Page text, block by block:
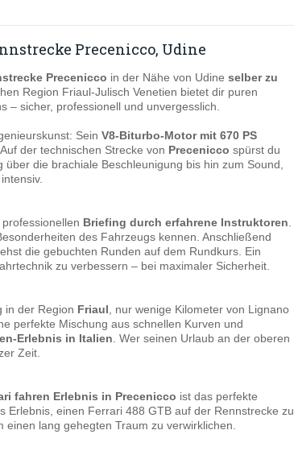
Precenicco, Udine
Precenicco in der Nähe von Udine selber zu
Region Friaul-Julisch Venetien bietet dir puren
– sicher, professionell und unvergesslich.
Sein V8-Biturbo-Motor mit 670 PS
der technischen Strecke von Precenicco spürst du
die brachiale Beschleunigung bis hin zum Sound,
Briefing durch erfahrene Instruktoren
des Fahrzeugs kennen. Anschließend
die gebuchten Runden auf dem Rundkurs. Ein
zu verbessern – bei maximaler Sicherheit.
in der Region Friaul , nur wenige Kilometer von Lignano
perfekte Mischung aus schnellen Kurven und
Erlebnis in Italien . Wer seinen Urlaub an der oberen
Zeit.
fahren Erlebnis in Precenicco ist das perfekte
Erlebnis, einen Ferrari 488 GTB auf der Rennstrecke zu
lang gehegten Traum zu verwirklichen.